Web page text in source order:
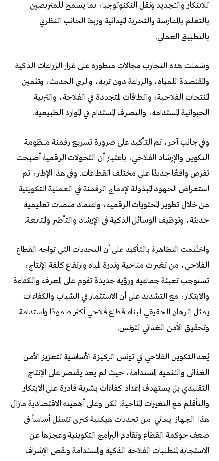
للابتكار والتجديد ونقل التكنولوجيا، بما يسمح للمتربصين
بالتعلم بالممارسة والتجربة الميدانية وربط الجانب النظري
بالتطبيق العملي.
وشملت هذه التجارب مجالات متطورة على غرار الزراعات الذكية
والمقتصدة للمياه، والزراعة دون تربة، والري الحديث، وتثمين
المنتجات الفلاحية، والطاقات المتجددة في الفلاحة، والتربية
الحيوانية المستدامة، والتصرف المستدام في الموارد الطبيعية.
وفي جانب آخر، تم التأكيد على ضرورة تسريع رقمنة منظومة
التكوين والإرشاد الفلاحي، باعتبار أن التحولات الرقمية أصبحت
تفرض واقعًا جديدًا على مختلف القطاعات. وفي هذا الإطار، تم
استعراض الجهود المبذولة لإدماج الرقمنة في العملية التكوينية
من خلال تطوير المحتويات الرقمية، واعتماد منصات تعليمية
حديثة، وتوظيف الوسائل الذكية في الإرشاد والتأطير والمتابعة.
واختُتمت التظاهرة بالتأكيد على أن التحديات التي تواجه القطاع
الفلاحي، من تغيرات مناخية وندرة المياه وارتفاع كلفة الإنتاج،
تستوجب تعبئة جماعية ورؤية جديدة تقوم على المعرفة والكفاءة
والابتكار، مع التشديد على أن الاستثمار في الشباب والكفاءات
يمثل الرهان الحقيقي لبناء قطاع فلاحي أكثر صمودًا واستدامة
وتحقيق الأمن الغذائي لتونس.
يُعد التكوين الفلاحي في تونس الركيزة الأساسية لتعزيز الأمن
الغذائي والتنمية المستدامة، حيث لم يعد يقتصر على الإنتاج
التقليدي بل يستهدف إعداد كفاءات بشرية قادرة على الابتكار
والتأقلم مع التغيرات المناخية. لكن وعلى أهميته الاقتصادية مازال
هذا الجهاز يعاني من تحديات هيكلية كبرى تتمثل أساساً في
ضعف حوكمة القطاع وتقادم البرامج التكوينية وعجزها عن
الاستجابة لمتطلبات الفلاحة الذكية والمستدامة ونقص الإشراف